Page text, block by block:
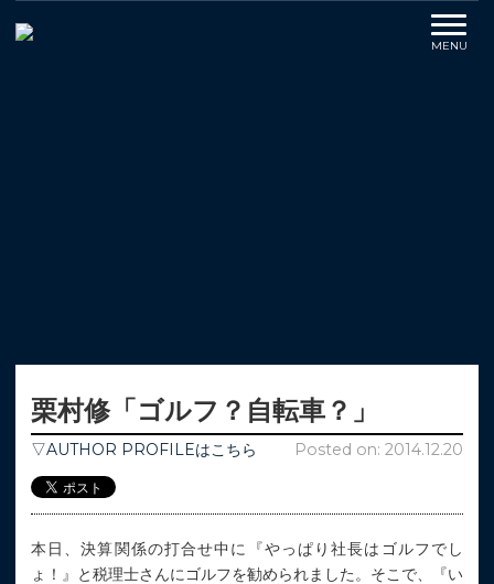
栗村修「ゴルフ？自転車？」
▽AUTHOR PROFILEはこちら Posted on: 2014.12.20
本日、決算関係の打合せ中に『やっぱり社長はゴルフでし
ょ！』と税理士さんにゴルフを勧められました。そこで、『い